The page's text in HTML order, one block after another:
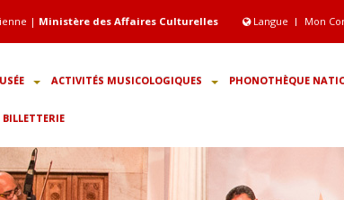
| Ministère des Affaires Culturelles Langue Mon
ACTIVITÉS MUSICOLOGIQUES PHONOTHÈQUE